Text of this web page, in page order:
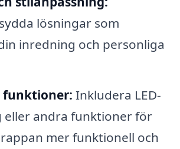
lösningar som
inredning och personliga
funktioner: Inkludera LED-
eller andra funktioner för
mer funktionell och